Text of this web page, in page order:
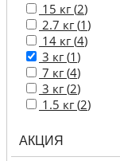
15 кг (2)
2.7 кг (1)
14 кг (4)
3 кг (1)
7 кг (4)
3 кг (2)
1.5 кг (2)
АКЦИЯ